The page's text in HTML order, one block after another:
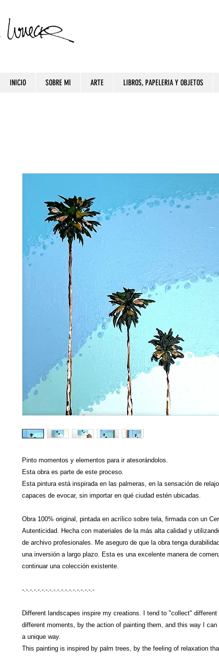
INICIO SOBRE MI ARTE LIBROS, PAPELERIA Y OBJETOS
Pinto momentos y elementos para ir atesorándolos.
Esta obra es parte de este proceso.
Esta pintura está inspirada en las palmeras, en la sensación de
capaces de evocar, sin importar en qué ciudad estén ubicadas.
Obra 100% original, pintada en acrílico sobre tela, firmada con un
Autenticidad. Hecha con materiales de la más alta calidad y
de archivo profesionales. Me aseguro de que la obra tenga
una inversión a largo plazo. Esta es una excelente manera de
continuar una colección existente.
-.-.-.-.-.-.-.-.-.-.-.-.-.-.-.-.-.-.-
Different landscapes inspire my creations. I tend to "collect" different
different moments, by the action of painting them, and this way I can
a unique way.
This painting is inspired by palm trees, by the feeling of relaxation